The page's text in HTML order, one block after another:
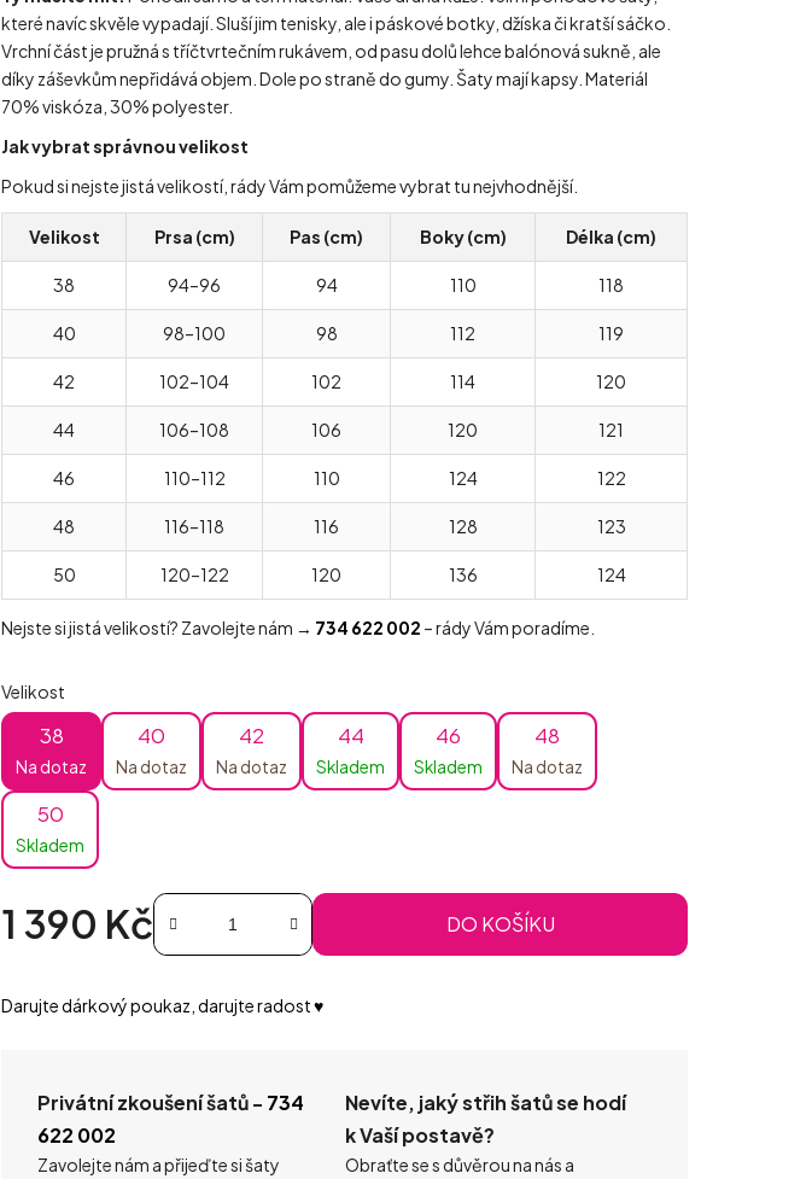
které navíc skvěle vypadají. Sluší jim tenisky, ale i páskové botky, džíska či kratší sáčko.
Vrchní část je pružná s tříčtvrtečním rukávem, od pasu dolů lehce balónová sukně, ale
díky záševkům nepřidává objem. Dole po straně do gumy. Šaty mají kapsy. Materiál
70% viskóza, 30% polyester.
Jak vybrat správnou velikost
Pokud si nejste jistá velikostí, rády Vám pomůžeme vybrat tu nejvhodnější.
Velikost Prsa (cm) Pas (cm) Boky (cm) Délka (cm)
38 94–96 94 110 118
40 98–100 98 112 119
42 102–104 102 114 120
44 106–108 106 120 121
46 110–112 110 124 122
48 116–118 116 128 123
50 120–122 120 136 124
Nejste si jistá velikostí? Zavolejte nám → 734 622 002 – rády Vám poradíme.
Velikost
38
Na dotaz
40
Na dotaz
42
Na dotaz
44
Skladem
46
Skladem
48
Na dotaz
50
Skladem
1 390 Kč DO KOŠÍKU
Darujte dárkový poukaz, darujte radost ♥️
Privátní zkoušení šatů - 734
622 002
Zavolejte nám a přijeďte si šaty
Nevíte, jaký střih šatů se hodí
k Vaší postavě?
Obraťte se s důvěrou na nás a